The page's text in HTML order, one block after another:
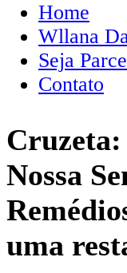
Home
Wllana
Seja
Contato
Cruzeta:
Nossa
uma